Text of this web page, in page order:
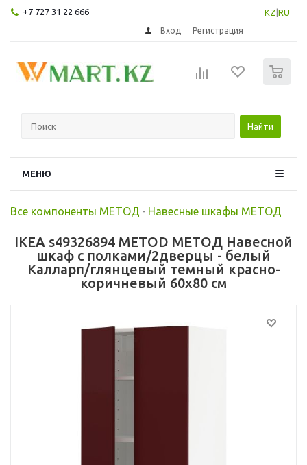
+7 727 31 22 666 KZ RU
Вход Регистрация
Найти
МЕНЮ
Все компоненты МЕТОД - Навесные шкафы МЕТОД
IKEA s49326894 METOD МЕТОД Навесной
шкаф с полками/2дверцы - белый
Калларп/глянцевый темный красно-
коричневый 60x80 см